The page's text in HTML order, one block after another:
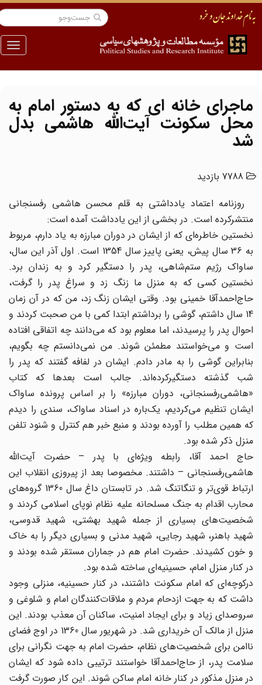
منو
ماجرای خانه ای که به دستور امام به
محل سکونت آیت‌الله هاشمی بدل
شد
7788 بازدید
روزنامه اعتماد یادداشتی به قلم محسن هاشمی رفسنجانی
منتشرکرده است. در بخشی از این یادداشت آمده است:
نخستین خاطره‌‌ای که از ایشان در دوران مبارزه به یاد دارم، مربوط
به 36 سال پیش، یعنی پاییز سال 1354 است. اول آذر این سال،
ساواک رژیم ستم‌شاهی، پدر را دستگیر کرد و به زندان برد.
نخستین کسی که به منزل ما زنگ زد و سراغ پدر را گرفت،
حاج‌احمدآقا خمینی بود. وقتی ایشان زنگ زد، من که در آن زمان
14 سال داشتم، گوشی را برداشتم ابتدا کمی با من صحبت کردند و
احوال پدر را پرسیدند، اما معلوم بود که می‌دانند چه اتفاقی افتاده
است و می‌خواستند مطمئن شوند. من نمی‌دانستم چه بگویم،
بنابراین گوشی را به مادر دادم. ایشان در لفافه گفتند که پدر را
شب گذشته دستگیرکرده‌اند. جالب است بعدها که کتاب
«هاشمی‌رفسنجانی، دوران مبارزه» را بر اساس پرونده ساواک
ایشان تنظیم می‌کردیم، یک‌باره در اسناد ساواک، سندی را دیدم
که همین مطلب را آورده بودند و منبع خبر هم کنترل و شنود تلفن
منزل ذکر شده بود.
حاج احمد آقا، رابطه ویژه‌ای با پدر – حضرت آیت‌الله
هاشمی‌رفسنجانی – داشتند. مخصوصا بعد از پیروزی انقلاب این
ارتباط قوی‌تر و تنگاتنگ‌ شد. در تابستان داغ سال 1360 گروه‌های
محارب اقدام به جنگ مسلحانه علیه نظام نوپای اسلامی کردند و
شخصیت‌های بسیاری از جمله شهید بهشتی، شهید قدوسی،
شهید باهنر، شهید رجایی، شهید مدنی و بسیاری دیگر را به خاک
و خون کشیدند. حضرت امام هم در جماران مستقر شده بودند و
در کنار منزل امام، حسینیه‌ای ساخته شده بود.
درکوچه‌‌ای که امام سکونت داشتند، در کنار حسینیه، منزلی وجود
داشت که به جهت ازدحام مردم و ملاقات‌کنندگان امام و شلوغی و
سروصدای زیاد و برای ایجاد امنیت، ساکنان آن معذب بودند. این
منزل از مالک آن خریداری شد. در شهریور سال 1360 در اوج فضای
ناامن برای شخصیت‌های نظام، حضرت امام به جهت نگرانی برای
سلامت پدر، از حاج‌احمدآقا خواستند ترتیبی داده شود که ایشان
در منزل مذکور در کنار خانه امام ساکن شوند. این کار صورت گرفت